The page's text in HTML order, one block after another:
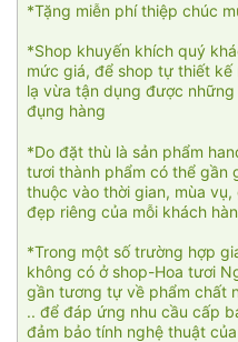
*Tặng miễn phí thiệp chúc
*Shop khuyến khích quý
mức giá, để shop tự thiết
lạ vừa tận dụng được
đụng hàng
*Do đặt thù là sản phẩm
tươi thành phẩm có thể gần
thuộc vào thời gian, mùa
đẹp riêng của mỗi khách
*Trong một số trường hợp
không có ở shop-Hoa tươi
gần tương tự về phẩm chất
.. để đáp ứng nhu cầu cấp
đảm bảo tính nghệ thuật